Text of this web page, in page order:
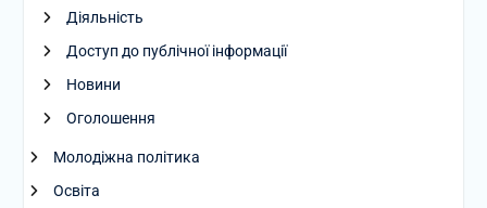
Діяльність
Доступ до публічної інформації
Новини
Оголошення
Молодіжна політика
Освіта